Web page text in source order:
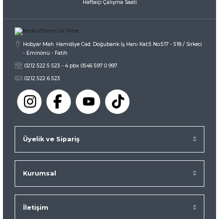
Haftaiçi Çalışma Saati
Hobyar Mah. Hamidiye Cad. Doğubank İş Hanı Kat:5 No:517 - 518 / Sirkeci
- Eminönü - Fatih
0212 522 5 523 - 4 pbx 0546 597 0 997
0212 522 6 523
Üyelik ve Sipariş
Kurumsal
İletişim